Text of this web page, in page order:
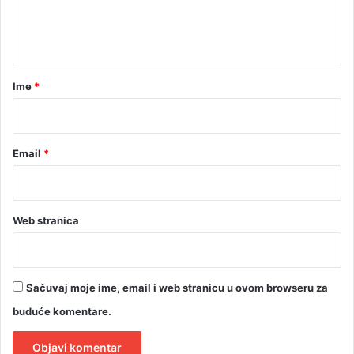
rIme *
Email *
Web stranica
Sačuvaj moje ime, email i web stranicu u ovom browseru za
buduće komentare.